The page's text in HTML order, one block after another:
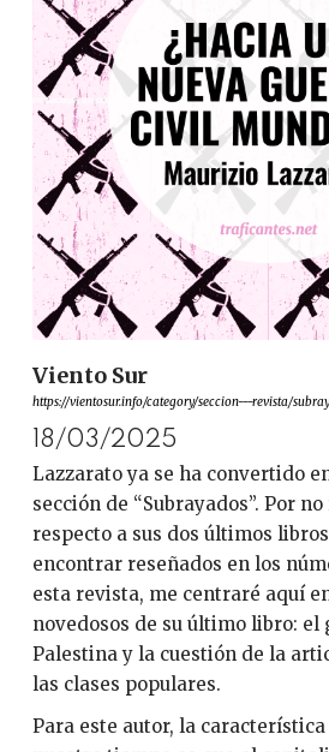
Viento Sur
https://vientosur.info/category/seccion---revista/
18/03/2025
Lazzarato ya se ha convertido
sección de “Subrayados”. Por
respecto a sus dos últimos
encontrar reseñados en los
esta revista, me centraré aquí
novedosos de su último libro: el
Palestina y la cuestión de la
las clases populares.
Para este autor, la